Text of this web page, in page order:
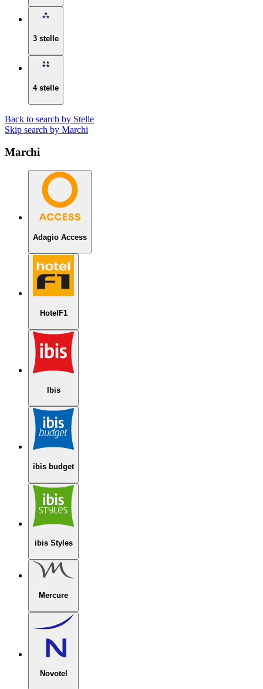
3 stelle
4 stelle
Back to search by Stelle
Skip search by Marchi
Marchi
Adagio Access
HotelF1
Ibis
ibis budget
ibis Styles
Mercure
Novotel